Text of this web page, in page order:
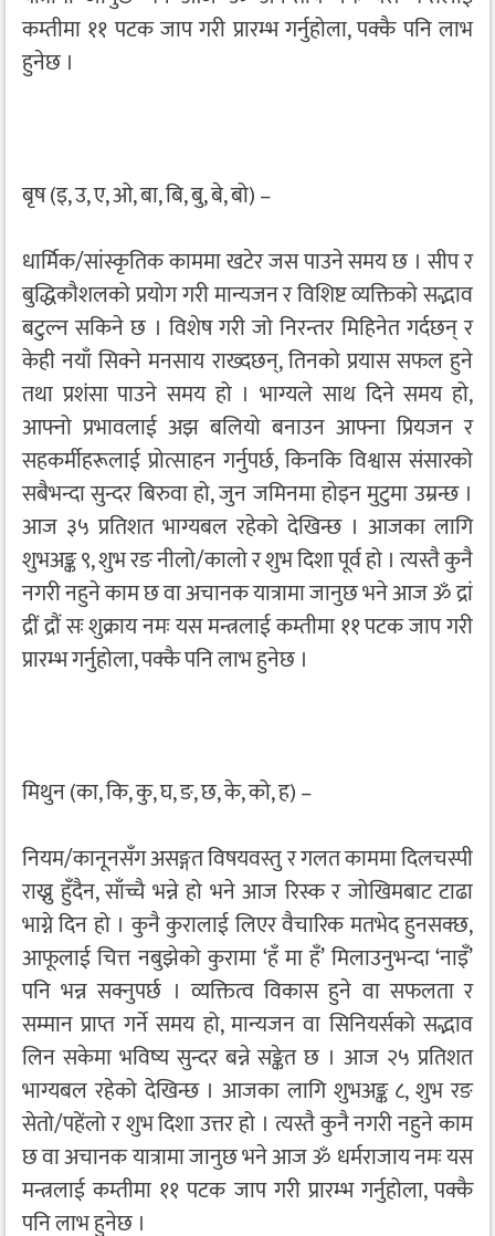
कम्तीमा ११ पटक जाप गरी प्रारम्भ गर्नुहोला, पक्कै पनि लाभ
हुनेछ ।
बृष (इ, उ, ए, ओ, बा, बि, बु, बे, बो) –
धार्मिक/सांस्कृतिक काममा खटेर जस पाउने समय छ । सीप र
बुद्धिकौशलको प्रयोग गरी मान्यजन र विशिष्ट व्यक्तिको सद्भाव
बटुल्न सकिने छ । विशेष गरी जो निरन्तर मिहिनेत गर्दछन् र
केही नयाँ सिक्ने मनसाय राख्दछन्, तिनको प्रयास सफल हुने
तथा प्रशंसा पाउने समय हो । भाग्यले साथ दिने समय हो,
आफ्नो प्रभावलाई अझ बलियो बनाउन आफ्ना प्रियजन र
सहकर्मीहरूलाई प्रोत्साहन गर्नुपर्छ, किनकि विश्वास संसारको
सबैभन्दा सुन्दर बिरुवा हो, जुन जमिनमा होइन मुटुमा उम्रन्छ ।
आज ३५ प्रतिशत भाग्यबल रहेको देखिन्छ । आजका लागि
शुभअङ्क ९, शुभ रङ नीलो/कालो र शुभ दिशा पूर्व हो । त्यस्तै कुनै
नगरी नहुने काम छ वा अचानक यात्रामा जानुछ भने आज ॐ द्रां
द्रीं द्रौं सः शुक्राय नमः यस मन्त्रलाई कम्तीमा ११ पटक जाप गरी
प्रारम्भ गर्नुहोला, पक्कै पनि लाभ हुनेछ ।
मिथुन (का, कि, कु, घ, ङ, छ, के, को, ह) –
नियम/कानूनसँग असङ्गत विषयवस्तु र गलत काममा दिलचस्पी
राख्नु हुँदैन, साँच्चै भन्ने हो भने आज रिस्क र जोखिमबाट टाढा
भाग्ने दिन हो । कुनै कुरालाई लिएर वैचारिक मतभेद हुनसक्छ,
आफूलाई चित्त नबुझेको कुरामा ‘हँ मा हँ’ मिलाउनुभन्दा ‘नाइँ’
पनि भन्न सक्नुपर्छ । व्यक्तित्व विकास हुने वा सफलता र
सम्मान प्राप्त गर्ने समय हो, मान्यजन वा सिनियर्सको सद्भाव
लिन सकेमा भविष्य सुन्दर बन्ने सङ्केत छ । आज २५ प्रतिशत
भाग्यबल रहेको देखिन्छ । आजका लागि शुभअङ्क ८, शुभ रङ
सेतो/पहेंलो र शुभ दिशा उत्तर हो । त्यस्तै कुनै नगरी नहुने काम
छ वा अचानक यात्रामा जानुछ भने आज ॐ धर्मराजाय नमः यस
मन्त्रलाई कम्तीमा ११ पटक जाप गरी प्रारम्भ गर्नुहोला, पक्कै
पनि लाभ हुनेछ ।